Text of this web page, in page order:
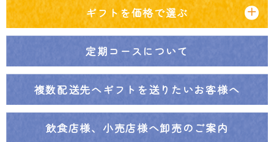
ギフトを価格で選ぶ
定期コースについて
複数配送先へギフトを送りたいお客様へ
飲食店様、小売店様へ卸売のご案内